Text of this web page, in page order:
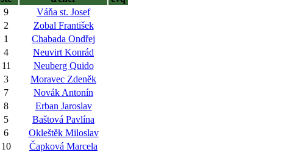
9
Váňa st. Josef
2
Zobal František
1
Chabada Ondřej
4
Neuvirt Konrád
11
Neuberg Quido
3
Moravec Zdeněk
7
Novák Antonín
8
Erban Jaroslav
5
Baštová Pavlína
6
Okleštěk Miloslav
10
Čapková Marcela